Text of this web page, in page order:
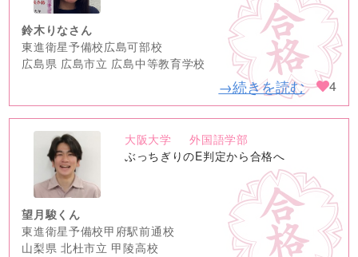
鈴木りなさん
東進衛星予備校広島可部校
広島県 広島市立 広島中等教育学校
→続きを読む 4
no
image
大阪大学
外国語学部
ぶっちぎりのE判定から合格へ
望月駿くん
東進衛星予備校甲府駅前通校
山梨県 北杜市立 甲陵高校